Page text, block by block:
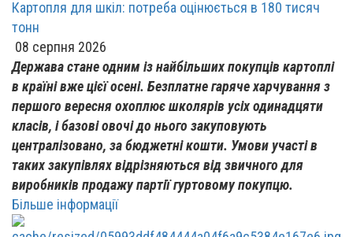
Картопля для шкіл: потреба оцінюється в 180 тисяч
тонн
08 серпня 2026
Держава стане одним із найбільших покупців картоплі
в країні вже цієї осені. Безплатне гаряче харчування з
першого вересня охоплює школярів усіх одинадцяти
класів, і базові овочі до нього закуповують
централізовано, за бюджетні кошти. Умови участі в
таких закупівлях відрізняються від звичного для
виробників продажу партії гуртовому покупцю.
Більше інформації